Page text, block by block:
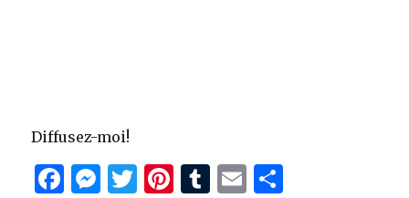
Diffusez-moi!
F
M T
Pi T
E